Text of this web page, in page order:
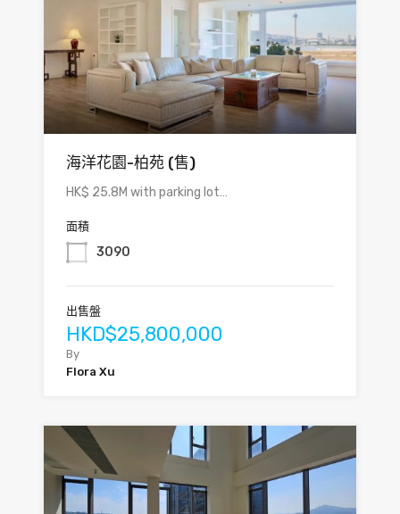
海洋花園-柏苑 (售)
HK$ 25.8M with parking lot…
面積
3090
出售盤
HKD$25,800,000
By
Flora Xu